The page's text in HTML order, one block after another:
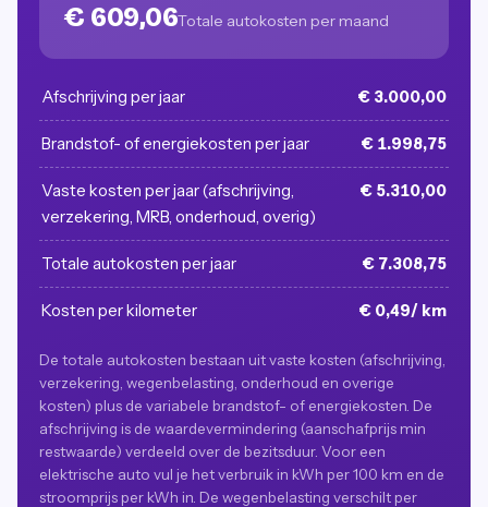
€ 609,06Totale autokosten per maand
Afschrijving per jaar € 3.000,00
Brandstof- of energiekosten per jaar € 1.998,75
Vaste kosten per jaar (afschrijving,
verzekering, MRB, onderhoud, overig)
€ 5.310,00
Totale autokosten per jaar € 7.308,75
Kosten per kilometer € 0,49/ km
De totale autokosten bestaan uit vaste kosten (afschrijving,
verzekering, wegenbelasting, onderhoud en overige
kosten) plus de variabele brandstof- of energiekosten. De
afschrijving is de waardevermindering (aanschafprijs min
restwaarde) verdeeld over de bezitsduur. Voor een
elektrische auto vul je het verbruik in kWh per 100 km en de
stroomprijs per kWh in. De wegenbelasting verschilt per